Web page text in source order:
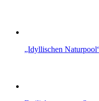
„Idyllischen